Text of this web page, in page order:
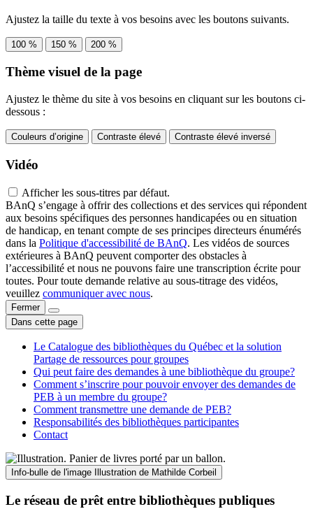
Ajustez la taille du texte à vos besoins avec les boutons suivants.
100 % 150 % 200 %
Thème visuel de la page
Ajustez le thème du site à vos besoins en cliquant sur les boutons ci-
dessous :
Couleurs d’origine Contraste élevé Contraste élevé inversé
Vidéo
Afficher les sous-titres par défaut.
BAnQ s’engage à offrir des collections et des services qui répondent
aux besoins spécifiques des personnes handicapées ou en situation
de handicap, en tenant compte de ses principes directeurs énumérés
dans la Politique d'accessibilité de BAnQ. Les vidéos de sources
extérieures à BAnQ peuvent comporter des obstacles à
l’accessibilité et nous ne pouvons faire une transcription écrite pour
toutes. Pour toute demande relative au sous-titrage des vidéos,
veuillez communiquer avec nous.
Fermer
Dans cette page
Le Catalogue des bibliothèques du Québec et la solution
Partage de ressources pour groupes
Qui peut faire des demandes à une bibliothèque du groupe?
Comment s’inscrire pour pouvoir envoyer des demandes de
PEB à un membre du groupe?
Comment transmettre une demande de PEB?
Responsabilités des bibliothèques participantes
Contact
Info-bulle de l'image Illustration de Mathilde Corbeil
Le réseau de prêt entre bibliothèques publiques